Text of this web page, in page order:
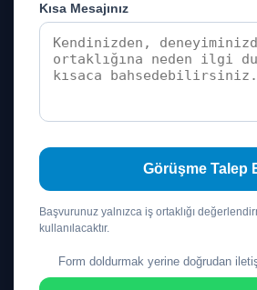
Kısa Mesajınız
Görüşme Talep
Başvurunuz yalnızca iş ortaklığı
kullanılacaktır.
Form doldurmak yerine doğrudan